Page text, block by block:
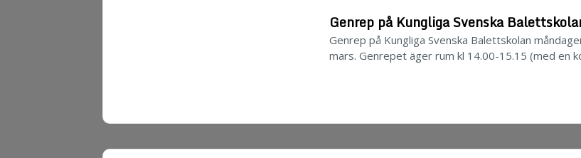
Genrep på Kungliga Svenska
Genrep på Kungliga Svenska Balettskolan
mars. Genrepet äger rum kl 14.00-15.15 (med en